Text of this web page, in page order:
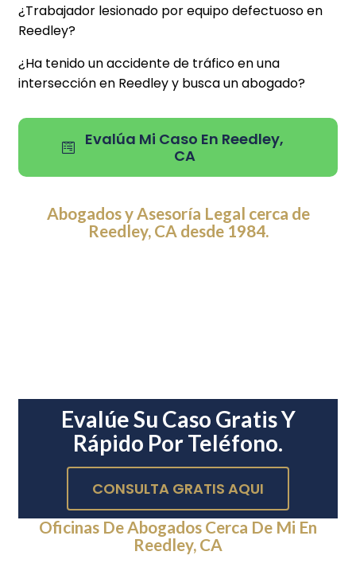
¿Trabajador lesionado por equipo defectuoso en
Reedley?
¿Ha tenido un accidente de tráfico en una
intersección en Reedley y busca un abogado?
Evalúa Mi Caso En Reedley,
CA
Abogados y Asesoría Legal cerca de
Reedley, CA desde 1984.
Evalúe Su Caso Gratis Y
Rápido Por Teléfono.
CONSULTA GRATIS AQUI
Oficinas De Abogados Cerca De Mi En
Reedley, CA